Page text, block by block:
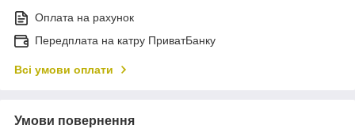
Оплата на рахунок
Передплата на катру ПриватБанку
Всі умови оплати
Умови повернення